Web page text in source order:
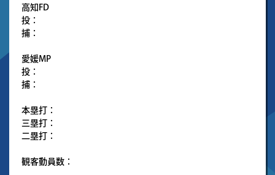
高知FD
投：
捕：
愛媛MP
投：
捕：
本塁打：
三塁打：
二塁打：
観客動員数：